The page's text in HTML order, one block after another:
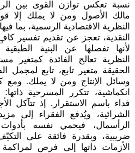
نسبة تعكس توازن القوى بين
مالك الأصول ومن لا يملك إلا
النظرية الاقتصادية الرسمية، بما
النقدية، تعجز عن تقديم تفسير
لأنها تفصلها عن البنية
النظرية تعالج الفائدة كمتغير
الحقيقة متغير تابع، تابع
وسائل الإنتاج ومن لا يملك.
انكماشية، تتكرر المسرحية
فداء باسم الاستقرار. إذ تتآكل
الشرائية، ويُدفع الفقراء إلى
الرأسمال، فيحمي نفسه
ضريبية، وبقدرة فائقة على
الأزمات ذاتها إلى فرص